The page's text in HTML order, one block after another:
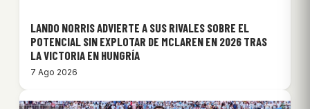
LANDO NORRIS ADVIERTE A SUS RIVALES SOBRE EL
POTENCIAL SIN EXPLOTAR DE MCLAREN EN 2026 TRAS
LA VICTORIA EN HUNGRÍA
7 Ago 2026